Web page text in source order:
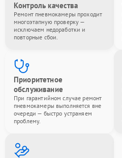
Контроль качества
Ремонт пневмокамеры проходит
многоэтапную проверку —
исключаем недоработки и
повторные сбои.
Приоритетное
обслуживание
При гарантийном случае ремонт
пневмокамеры выполняется вне
очереди — быстро устраняем
проблему.